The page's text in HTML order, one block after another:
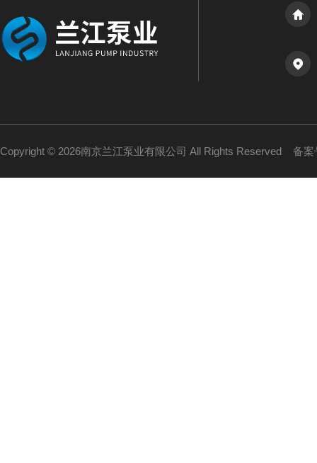
Copyright © 2026南京兰江泵业有限公司 All Rights Reserved 备案